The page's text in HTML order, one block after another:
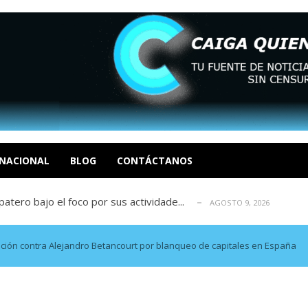
BLOG CONTÁCTANOS
en Venezuela tras finalizar su mis... AGOSTO 9, 2026
fondos para afectados por los terr... AGOSTO 9, 2026
deja un policía muerto AGOSTO 9, 2026
bajo el foco por sus actividade...
las secuelas que deja la prisión ... AGOSTO 9, 2026
en Venezuela tras finalizar su mis... AGOSTO 9, 2026
fondos para afectados por los terr... AGOSTO 9, 2026
deja un policía muerto AGOSTO 9, 2026
bajo el foco por sus actividade...
contra Alejandro Betancourt por blanqueo de capitales en España